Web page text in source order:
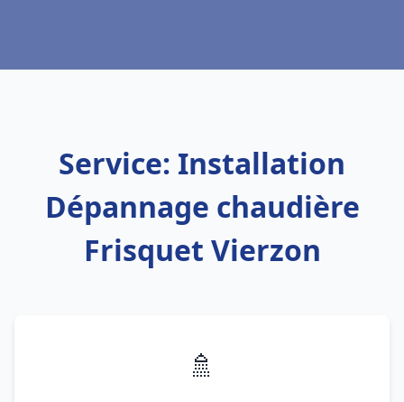
Service: Installation
Dépannage chaudière
Frisquet Vierzon
🚿